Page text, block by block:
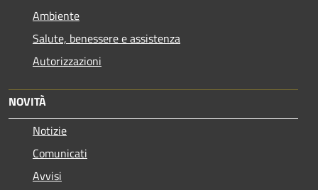
Ambiente
Salute, benessere e assistenza
Autorizzazioni
NOVITÀ
Notizie
Comunicati
Avvisi